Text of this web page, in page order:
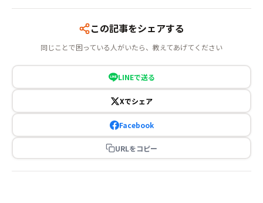
この記事をシェアする
同じことで困っている人がいたら、教えてあげてください
LINEで送る
Xでシェア
Facebook
URLをコピー